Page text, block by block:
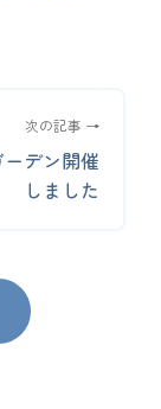
次の記事 →
デン開催
しました